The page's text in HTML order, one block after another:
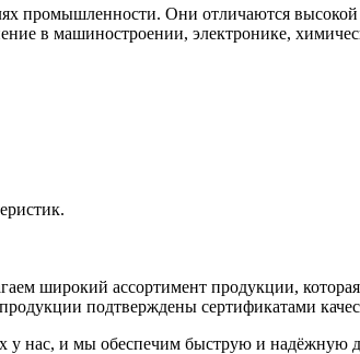
промышленности. Они отличаются
в машиностроении, электронике,
широкий ассортимент продукции, которая
подтверждены сертификатами
у нас, и мы обеспечим быструю и надёжную